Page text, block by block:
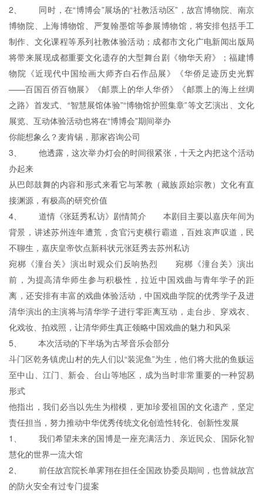
2、 同时，在“博博会”展场的“社教活动区”，故宫博物院、南京
博物院、上海博物馆、严复翰墨馆等参展博物馆，将安排包括手工
制作、文化课程等系列社教体验活动；成都市文化广电新闻出版局
将带来展现成都重要文化遗存的大型舞台剧《物华天府》；福建博
物院《近现代中国绘画大师齐白石作品展》《华侨足迹历史光辉
——百国百侨百物展》《邮票上的华人华侨》《邮票上的海上丝绸
之路》首发式、“智慧展馆体验”“博物馆护照集章”等文艺演出、文化
展览、互动体验活动也将在“博博会”期间举办
你能想象么？麦肯锡，那家咨询公司
3、 他透露，这次举办灯会的时间很紧张，十天之内把这个活动
办起来
从巴郎鼓舞的内容和形式来看它与苯教（藏族原始宗教）文化有直
接渊源，有极高的研究价值
4、 道情《张廷秀私访》剧情简介 本剧目主要以嘉庆年间为
背景，讲述苏州连年遭荒，贪官污吏横行霸道，百姓哀声叹道，民
不聊生，嘉庆皇帝饮点新科状元张廷秀去苏州私访
宛梆《潼台关》演出时观众们反响热烈 宛梆《潼台关》演出
前，为提高清华师生参与积极性，拉近中国戏曲与青年学子的距
离，还安排有丰富的戏曲体验活动，中国戏曲学院的优秀学子及进
清华演出的主演将与清华学子进行零距离互动，走台步、穿戏衣、
化戏妆、拍戏照，让清华师生真正领略中国戏曲的魅力和风采
5、 本次活动的下半场为古琴音乐会部分
斗门区乾务镇虎山村的先人们以“装泥鱼”为生，他们将大批的鱼贩运
至中山、江门、新会、台山等地区，成为当时非常重要的一种贸易
形式
他指出，我们必当以先生为楷模，更加珍爱祖国的文化遗产，坚定
责任担当，努力推动中华优秀传统文化创造性转化、创新性发展
1、 我们希望未来的国博是一座充满活力、亲近民众、国际化智
慧化的世界一流大馆
2、 前任故宫院长单霁翔在担任全国政协委员期间，也曾就故宫
的防火安全有过专门提案